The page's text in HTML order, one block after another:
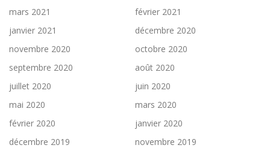
mars 2021
février 2021
janvier 2021
décembre 2020
novembre 2020
octobre 2020
septembre 2020
août 2020
juillet 2020
juin 2020
mai 2020
mars 2020
février 2020
janvier 2020
décembre 2019
novembre 2019